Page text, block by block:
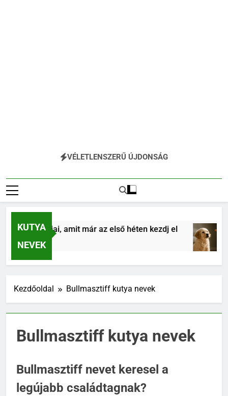
VÉLETLENSZERŰ ÚJDONSÁG
KUTYA
NEVEK
alapjai, amit már az első héten kezdj el
Kezdőoldal Bullmasztiff kutya nevek
Bullmasztiff kutya nevek
Bullmasztiff nevet keresel a
legújabb családtagnak?